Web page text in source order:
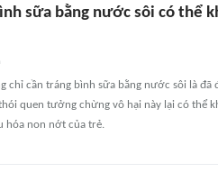
sữa bằng nước sôi có thể
chỉ cần tráng bình sữa bằng nước sôi là đã
quen tưởng chừng vô hại này lại có thể
hóa non nớt của trẻ.